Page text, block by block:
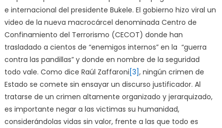
e internacional del presidente Bukele. El gobierno hizo viral un
video de la nueva macrocárcel denominada Centro de
Confinamiento del Terrorismo (CECOT) donde han
trasladado a cientos de “enemigos internos” en la “guerra
contra las pandillas” y donde en nombre de la seguridad
todo vale. Como dice Raúl Zaffaroni [3], ningún crimen de
Estado se comete sin ensayar un discurso justificador. Al
tratarse de un crimen altamente organizado y jerarquizado,
es importante negar a las victimas su humanidad,
considerándolas vidas sin valor, frente a las que todo es